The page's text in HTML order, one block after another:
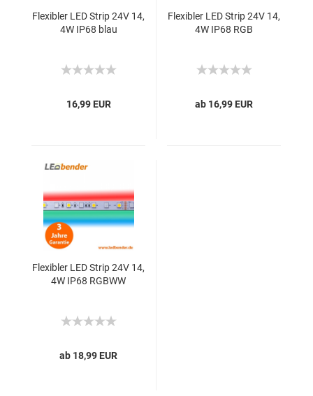
Flexibler LED Strip 24V 14,
4W IP68 blau
16,99 EUR
Flexibler LED Strip 24V 14,
4W IP68 RGB
ab 16,99 EUR
Flexibler LED Strip 24V 14,
4W IP68 RGBWW
ab 18,99 EUR